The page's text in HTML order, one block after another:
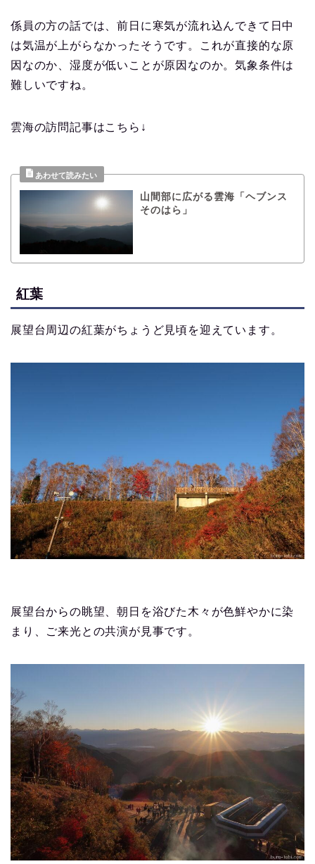
係員の方の話では、前日に寒気が流れ込んできて日中
は気温が上がらなかったそうです。これが直接的な原
因なのか、湿度が低いことが原因なのか。気象条件は
難しいですね。
雲海の訪問記事はこちら↓
山間部に広がる雲海「ヘブンス
そのはら」
紅葉
展望台周辺の紅葉がちょうど見頃を迎えています。
展望台からの眺望、朝日を浴びた木々が色鮮やかに染
まり、ご来光との共演が見事です。